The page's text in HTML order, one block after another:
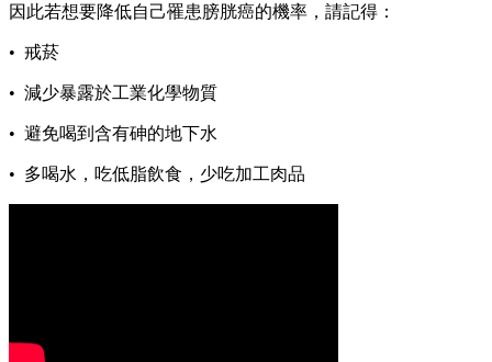
因此若想要降低自己罹患膀胱癌的機率，請記得：
• 戒菸
• 減少暴露於工業化學物質
• 避免喝到含有砷的地下水
• 多喝水，吃低脂飲食，少吃加工肉品